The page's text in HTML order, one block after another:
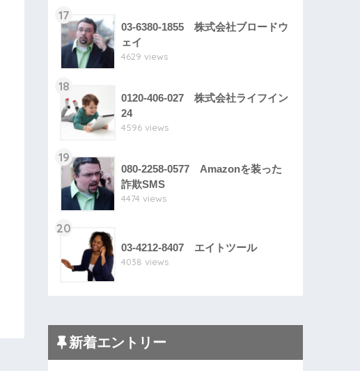
17
03-6380-1855 株式会社ブロードウ
ェイ
4629 views
18
0120-406-027 株式会社ライフイン
24
4596 views
19
080-2258-0577 Amazonを装った
詐欺SMS
4474 views
20
03-4212-8407 エイトツール
4038 views
新着エントリー